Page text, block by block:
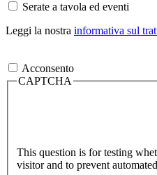
Serate a tavola ed eventi
Leggi la nostra informativa sul
Acconsento
CAPTCHA
This question is for testing
visitor and to prevent